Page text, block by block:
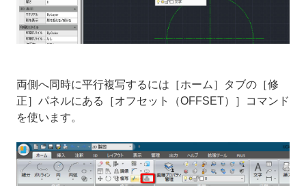
両側へ同時に平行複写するには［ホーム］タブの［修
正］パネルにある［オフセット（OFFSET）］コマンド
を使います。